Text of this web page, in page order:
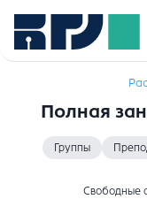
Полная
Группы
Свободные